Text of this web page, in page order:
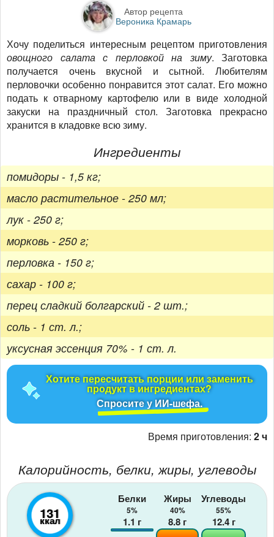
Автор рецепта
Вероника Крамарь
Хочу поделиться интересным рецептом приготовления
овощного салата с перловкой на зиму. Заготовка
получается очень вкусной и сытной. Любителям
перловочки особенно понравится этот салат. Его можно
подать к отварному картофелю или в виде холодной
закуски на праздничный стол. Заготовка прекрасно
хранится в кладовке всю зиму.
Ингредиенты
помидоры - 1,5 кг;
масло растительное - 250 мл;
лук - 250 г;
морковь - 250 г;
перловка - 150 г;
сахар - 100 г;
перец сладкий болгарский - 2 шт.;
соль - 1 ст. л.;
уксусная эссенция 70% - 1 ст. л.
Хотите пересчитать порции или заменить
продукт в ингредиентах?
Спросите у ИИ-шефа.
Время приготовления: 2 ч
Калорийность, белки, жиры, углеводы
131
ккал
Белки
5%
1.1 г
Жиры
40%
8.8 г
Углеводы
55%
12.4г